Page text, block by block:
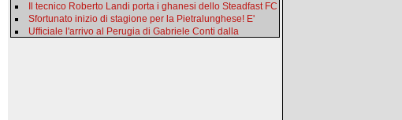
Il tecnico Roberto Landi porta i ghanesi dello Steadfast FC
Sfortunato inizio di stagione per la Pietralunghese! E'
Ufficiale l'arrivo al Perugia di Gabriele Conti dalla